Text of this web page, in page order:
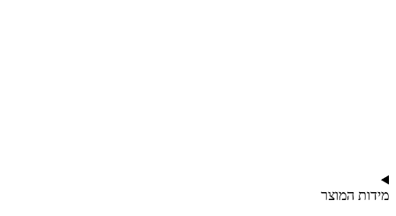
מידות המוצר